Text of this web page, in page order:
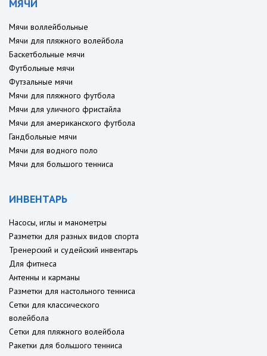
МЯЧИ
Мячи воллейбольные
Мячи для пляжного волейбола
Баскетбольные мячи
Футбольные мячи
Футзальные мячи
Мячи для пляжного футбола
Мячи для уличного фристайла
Мячи для американского футбола
Гандбольные мячи
Мячи для водного поло
Мячи для большого тенниса
ИНВЕНТАРЬ
Насосы, иглы и манометры
Разметки для разных видов спорта
Тренерский и судейский инвентарь
Для фитнеса
Антенны и карманы
Разметки для настольного тенниса
Сетки для классического
волейбола
Сетки для пляжного волейбола
Ракетки для большого тенниса